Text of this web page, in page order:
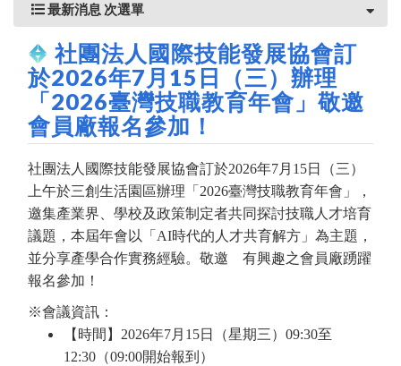
最新消息 次選單
社團法人國際技能發展協會訂
於2026年7月15日（三）辦理
「2026臺灣技職教育年會」敬邀
會員廠報名參加！
社團法人國際技能發展協會訂於2026年7月15日（三）
上午於三創生活園區辦理「2026臺灣技職教育年會」，
邀集產業界、學校及政策制定者共同探討技職人才培育
議題，本屆年會以「AI時代的人才共育解方」為主題，
並分享產學合作實務經驗。敬邀 有興趣之會員廠踴躍
報名參加！
※會議資訊：
【時間】2026年7月15日（星期三）09:30至
12:30（09:00開始報到）